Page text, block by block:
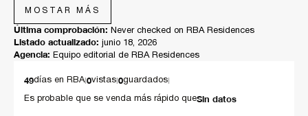
Materiales premium
amplitud pura y libertad visual. La iluminación LED integrada en
plafones te permite "pintar" la atmósfera, creando escenas cálidas
para cenas íntimas o frescas para reuniones sociales.
El Lujo de los Detalles
MOSTAR MÁS
Última comprobación: Never checked on RBA Residences
Listado actualizado: junio 18, 2026
Agencia: Equipo editorial de RBA Residences
49días en RBA|0vistas|0guardados|
Es probable que se venda más rápido queSin datos